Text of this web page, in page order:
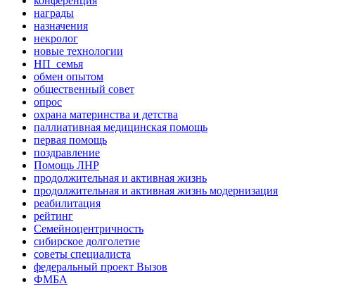
награды
назначения
некролог
новые технологии
НП_семья
обмен опытом
общественный совет
опрос
охрана материнства и детства
паллиативная медицинская помощь
первая помощь
поздравление
Помощь ЛНР
продолжительная и активная жизнь
продолжительная и активная жизнь модернизация
реабилитация
рейтинг
Семейноцентричность
сибирское долголетие
советы специалиста
федеральный проект Вызов
ФМБА